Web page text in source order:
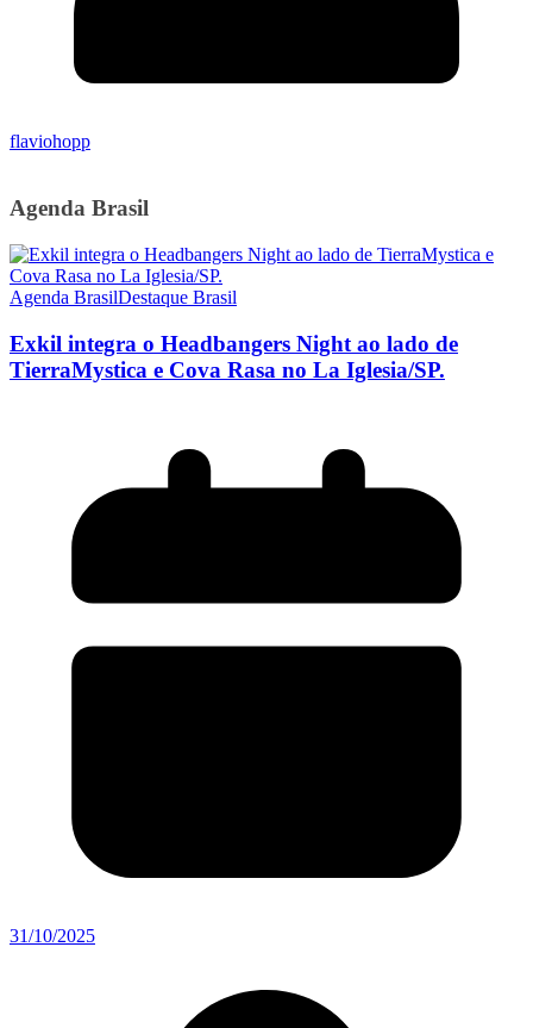
flaviohopp
Agenda Brasil
Agenda BrasilDestaque Brasil
Exkil integra o Headbangers Night ao lado de
TierraMystica e Cova Rasa no La Iglesia/SP.
31/10/2025